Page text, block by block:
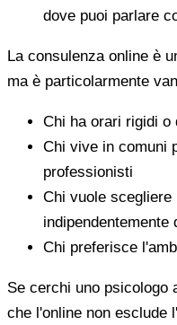
dove puoi parlare
La consulenza online è
ma è particolarmente
Chi ha orari rigidi
Chi vive in comuni
professionisti
Chi vuole
indipendentemente
Chi preferisce
Se cerchi uno psicologo
che l'online non esclude